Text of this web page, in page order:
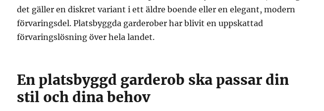
det gäller en diskret variant i ett äldre boende eller en elegant, modern
förvaringsdel. Platsbyggda garderober har blivit en uppskattad
förvaringslösning över hela landet.
En platsbyggd garderob ska passar din
stil och dina behov